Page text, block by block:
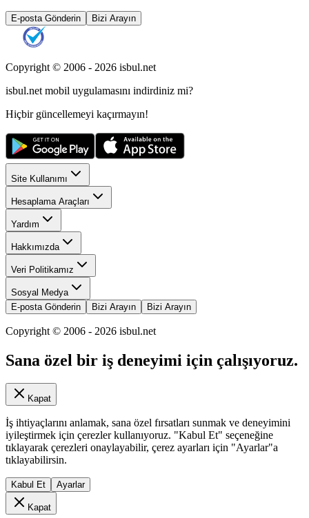
E-posta Gönderin Bizi Arayın
Copyright © 2006 - 2026 isbul.net
isbul.net mobil uygulamasını indirdiniz mi?
Hiçbir güncellemeyi kaçırmayın!
Site Kullanımı
Hesaplama Araçları
Yardım
Hakkımızda
Veri Politikamız
Sosyal Medya
E-posta Gönderin
Bizi Arayın Bizi Arayın
Copyright © 2006 - 2026 isbul.net
Sana özel bir iş deneyimi için çalışıyoruz.
Kapat
İş ihtiyaçlarını anlamak, sana özel fırsatları sunmak ve deneyimini
iyileştirmek için çerezler kullanıyoruz. "Kabul Et" seçeneğine
tıklayarak çerezleri onaylayabilir, çerez ayarları için "Ayarlar"a
tıklayabilirsin.
Kabul Et Ayarlar
Kapat